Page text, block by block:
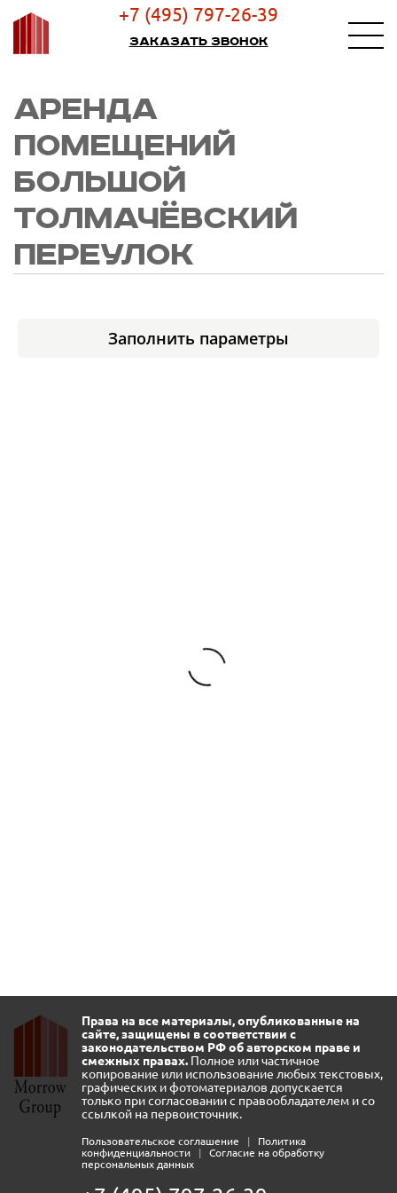
+7 (495) 797-26-39
Заказать звонок
АРЕНДА
ПОМЕЩЕНИЙ
БОЛЬШОЙ
ТОЛМАЧЁВСКИЙ
ПЕРЕУЛОК
Заполнить параметры
Права на все материалы, опубликованные на
сайте, защищены в соответствии с
законодательством РФ об авторском праве и
смежных правах. Полное или частичное
копирование или использование любых текстовых,
графических и фотоматериалов допускается
только при согласовании с правообладателем и со
ссылкой на первоисточник.
Пользовательское соглашение |
Политика
конфиденциальности
|
Согласие на обработку
персональных данных